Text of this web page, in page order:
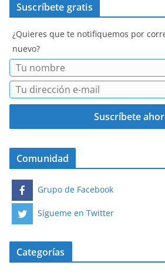
Suscríbete gratis
¿Quieres que te notifiquemos por
nuevo?
Comunidad
Grupo de Facebook
Sígueme en Twitter
Categorías